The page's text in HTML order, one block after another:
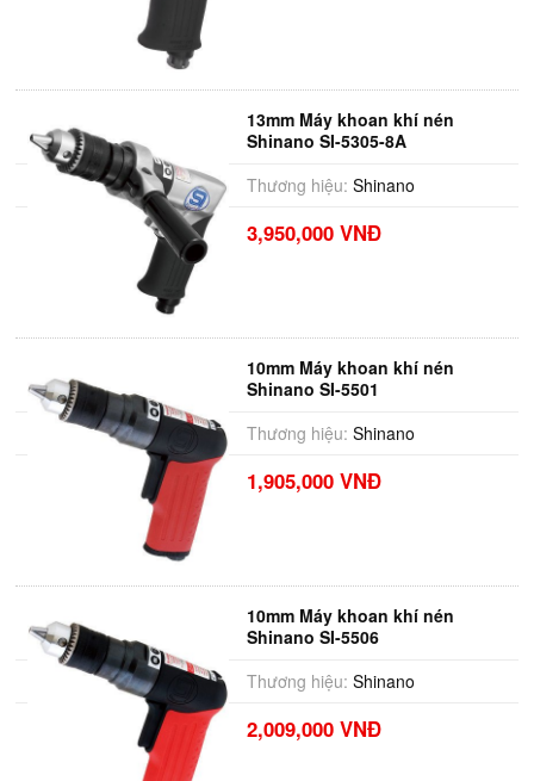
13mm Máy khoan khí nén
Shinano SI-5305-8A
Thương hiệu: Shinano
3,950,000 VNĐ
10mm Máy khoan khí nén
Shinano SI-5501
Thương hiệu: Shinano
1,905,000 VNĐ
10mm Máy khoan khí nén
Shinano SI-5506
Thương hiệu: Shinano
2,009,000 VNĐ